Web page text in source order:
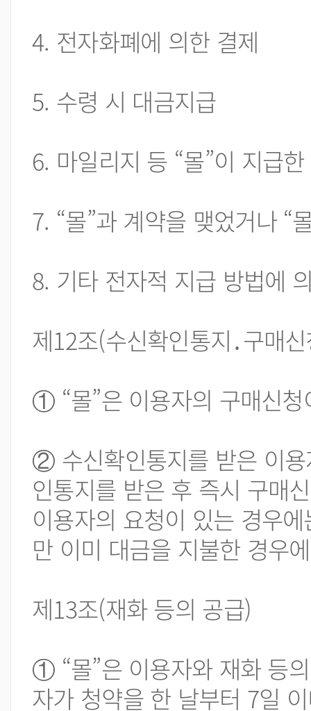
4. 전자화폐에 의한 결제
5. 수령 시 대금지급
6. 마일리지 등 “몰”이 지급
7. “몰”과 계약을 맺었거나 “
8. 기타 전자적 지급 방법에
제12조(수신확인통지․구매
① “몰”은 이용자의 구매신
② 수신확인통지를 받은 이
인통지를 받은 후 즉시 구매
이용자의 요청이 있는 경우
만 이미 대금을 지불한 경우
제13조(재화 등의 공급)
① “몰”은 이용자와 재화 등
자가 청약을 한 날부터 7일